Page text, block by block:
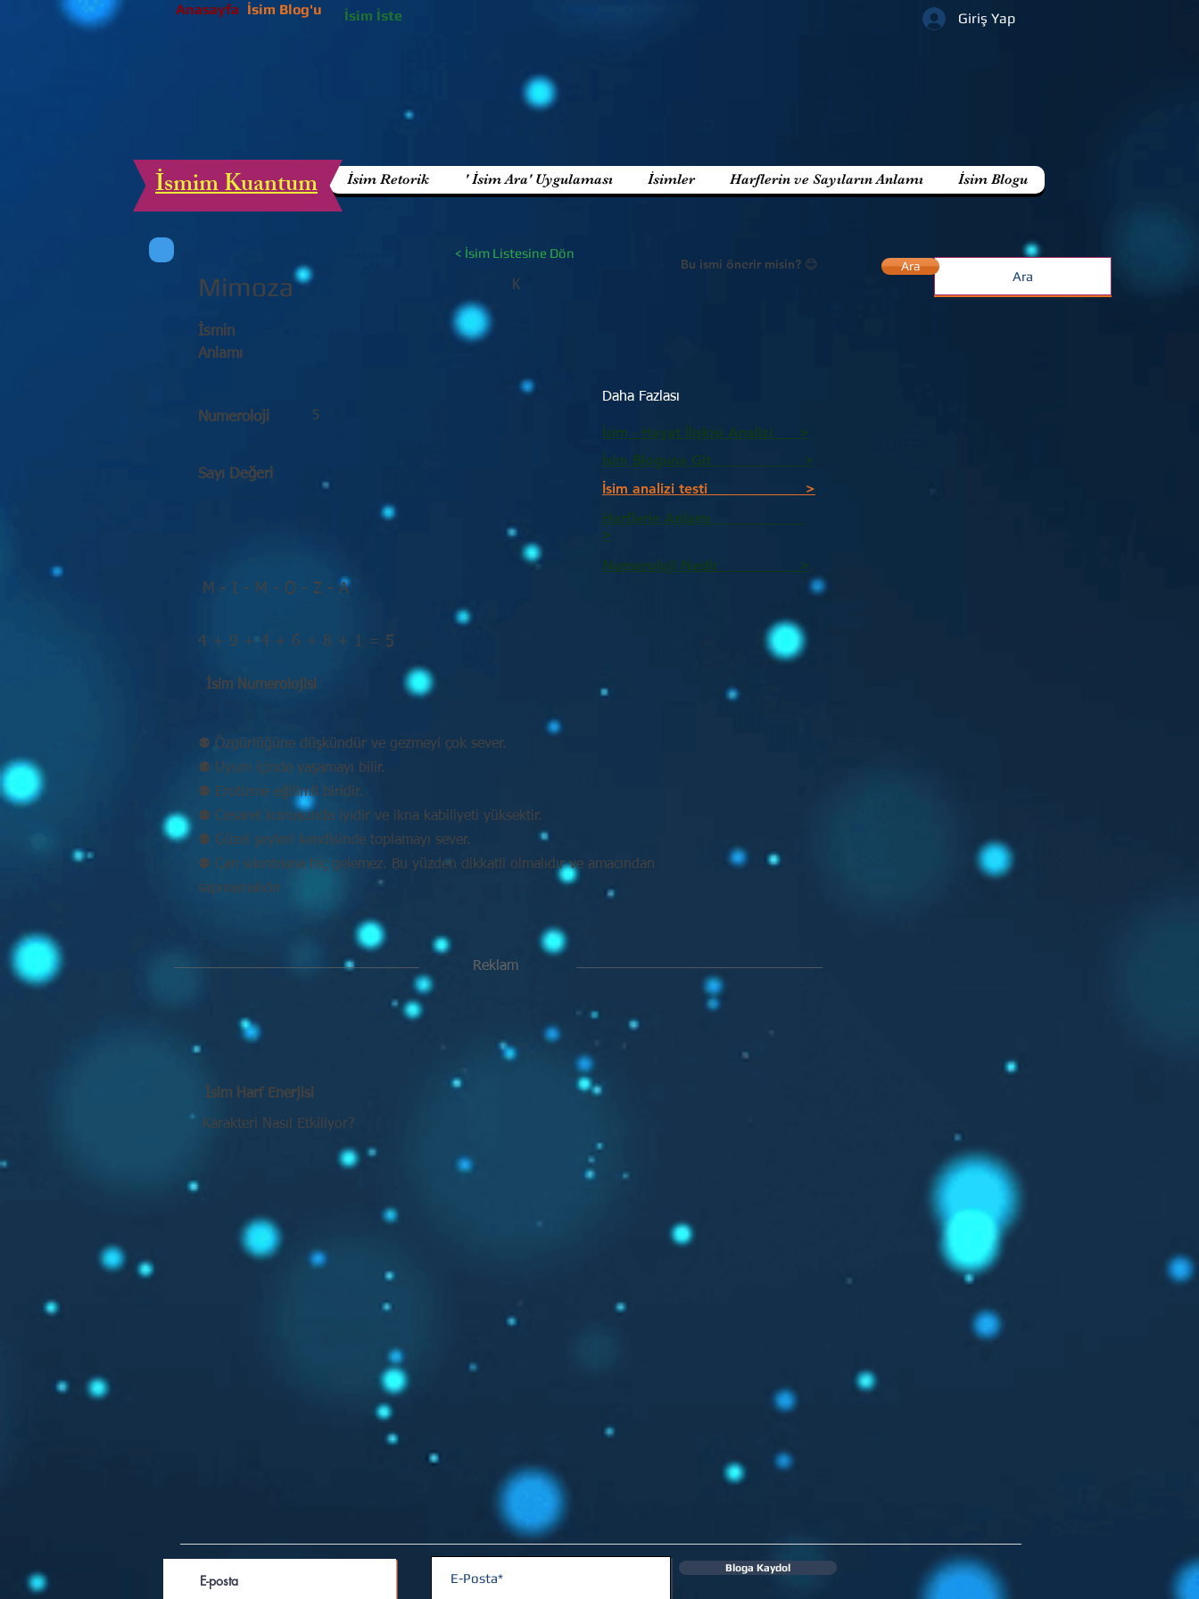
Anasayfa
Giriş Yap
İsim Blog'u İsim İste
İsim Retorik ' İsim Ara' Uygulaması İsimler Harflerin ve Sayıların Anlamı İsim Blogu
İsmim Kuantum
< İsim Listesine Dön
Mimoza K
Bu ismi önerir misin? 😊
İsmin
Anlamı
Numeroloji 5
Sayı Değeri
M - I - M - O - Z - A
Daha Fazlası
İsim - Hayat İlişkisi Analizi >
İsim Bloguna Git >
İsim analizi testi >
Harflerin Anlamı
>
Numeroloji Nedir_________ >
4 + 9 + 4 + 6 + 8 + 1 = 5
İsim Numerolojisi
⚉ Özgürlüğüne düşkündür ve gezmeyi çok sever.
⚉ Uyum içinde yaşamayı bilir.
⚉ Erotizme eğilimli biridir.
⚉ Cesaret konusunda iyidir ve ikna kabiliyeti yüksektir.
⚉ Güzel şeyleri kendisinde toplamayı sever.
⚉ Can sıkıntısına hiç gelemez. Bu yüzden dikkatli olmalıdır ve amacından
sapmamalıdır
Reklam
İsim Harf Enerjisi
Karakteri Nasıl Etkiliyor?
Ara
Bloga Kaydol